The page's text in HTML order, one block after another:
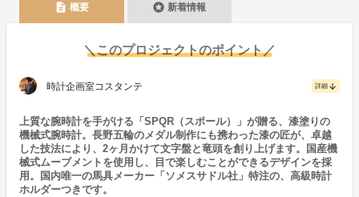
description 概要 stars 新着情報
＼このプロジェクトのポイント／
時計企画室コスタンテ 詳細 arrow_downward
上質な腕時計を手がける「SPQR（スポール）」が贈る、漆塗りの
機械式腕時計。長野五輪のメダル制作にも携わった漆の匠が、卓越
した技法により、2ヶ月かけて文字盤と竜頭を創り上げます。国産機
械式ムーブメントを使用し、目で楽しむことができるデザインを採
用。国内唯一の馬具メーカー「ソメスサドル社」特注の、高級時計
ホルダーつきです。